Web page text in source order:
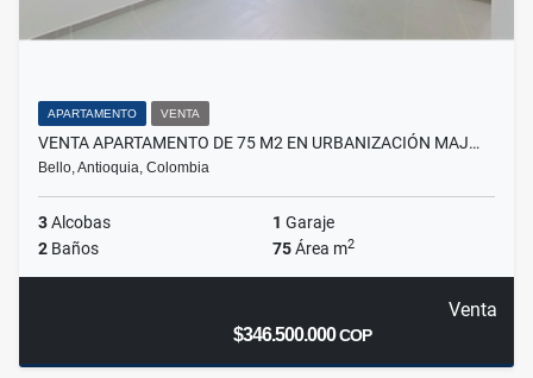
APARTAMENTO VENTA
VENTA APARTAMENTO DE 75 M2 EN URBANIZACIÓN MAJ…
Bello, Antioquia, Colombia
3Alcobas 1 Garaje
2 Baños 75Área m2
Venta
$346.500.000COP